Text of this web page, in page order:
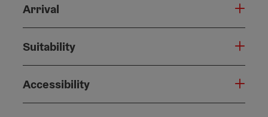
Arrival
Suitability
Accessibility